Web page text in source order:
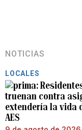
NOTICIAS
LOCALES
truenan contra
extendería la vida
AES